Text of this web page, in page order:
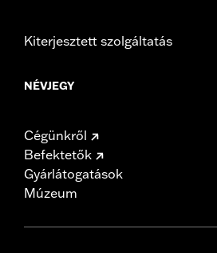
Kiterjesztett szolgáltatás
NÉVJEGY
Cégünkről
Befektetők
Gyárlátogatások
Múzeum